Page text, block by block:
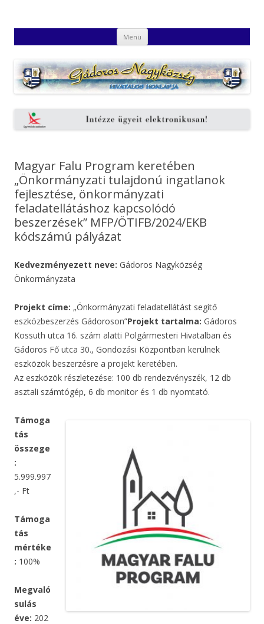
Honlapja
Menü Kilépés
a
Magyar Falu Program keretében
„Önkormányzati tulajdonú ingatlanok
fejlesztése, önkormányzati
feladatellátáshoz kapcsolódó
beszerzések” MFP/ÖTIFB/2024/EKB
kódszámú pályázat
Kedvezményezett neve: Gádoros Nagyközség
Önkormányzata
Projekt címe: „Önkormányzati feladatellátást segítő
eszközbeszerzés Gádoroson”Projekt tartalma: Gádoros
Kossuth utca 16. szám alatti Polgármesteri Hivatalban és
Gádoros Fő utca 30., Gondozási Központban kerülnek
eszközök beszerzésre a projekt keretében.
Az eszközök részletezése: 100 db rendezvényszék, 12 db
asztali számtógép, 6 db monitor és 1 db nyomtató.
Támoga
tás
összege
:
5.999.997
,- Ft
Támoga
tás
mértéke
: 100%
Megvaló
sulás
éve: 202